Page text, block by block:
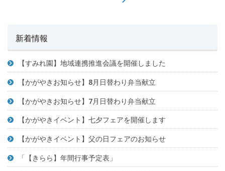
新着情報
【すみれ園】地域連携推進会議を開催しました
【かがやきお知らせ】8月日替わり弁当献立
【かがやきお知らせ】7月日替わり弁当献立
【かがやきイベント】七夕フェアを開催します
【かがやきイベント】父の日フェアのお知らせ
「【きらら】年間行事予定表」